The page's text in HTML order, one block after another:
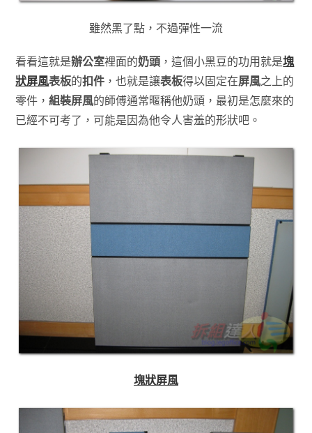
雖然黑了點，不過彈性一流
看看這就是辦公室裡面的奶頭 ，這個小黑豆的功用就是塊
狀屏風表板的扣件 ，也就是讓表板得以固定在屏風之上的
零件，組裝屏風的師傅通常暱稱他奶頭，最初是怎麼來的
已經不可考了，可能是因為他令人害羞的形狀吧。
塊狀屏風